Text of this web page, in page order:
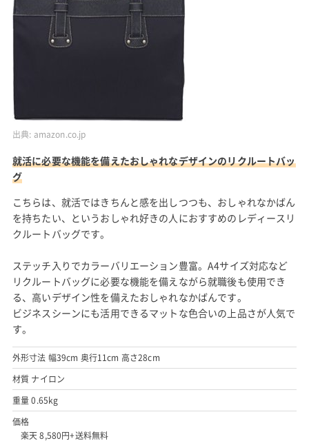
楽天市場で見る
Yahoo!ショッピングで見る
ペレンネ (PERENNE) A4サイズ対応 ナイロンビジネス
トート 350
出典:amazon.co.jp
就活に必要な機能を備えたおしゃれなデザインのリクルートバッ
グ
こちらは、就活ではきちんと感を出しつつも、おしゃれなかばん